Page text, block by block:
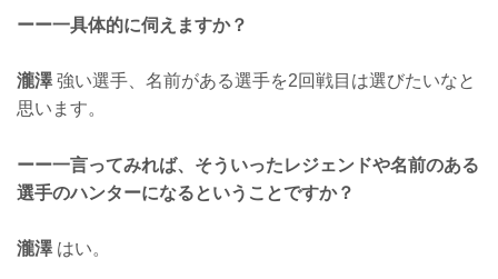
ーー一具体的に伺えますか？
瀧澤強い選手、名前がある選手を2回戦目は選びたいなと
思います。
ーー一言ってみれば、そういったレジェンドや名前のある
選手のハンターになるということですか？
瀧澤はい。